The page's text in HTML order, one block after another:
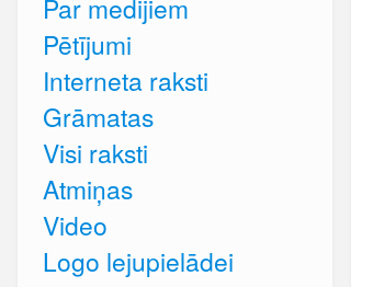
Par medijiem
Pētījumi
Interneta raksti
Grāmatas
Visi raksti
Atmiņas
Video
Logo lejupielādei